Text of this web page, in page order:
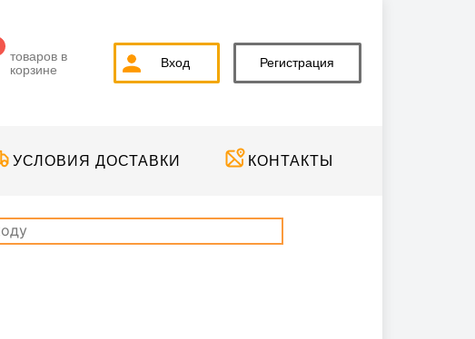
товаров в
корзине
Вход Регистрация
УСЛОВИЯ ДОСТАВКИ КОНТАКТЫ